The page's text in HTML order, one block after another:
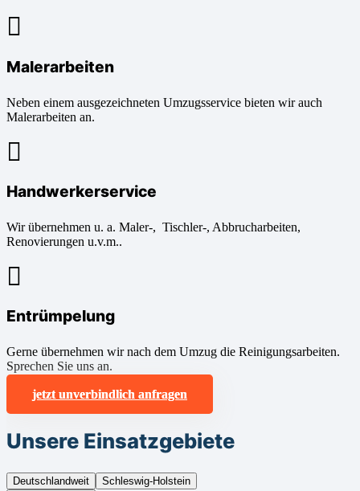
Malerarbeiten
Neben einem ausgezeichneten Umzugsservice bieten wir auch
Malerarbeiten an.
Handwerkerservice
Wir übernehmen u. a. Maler-, Tischler-, Abbrucharbeiten,
Renovierungen u.v.m..
Entrümpelung
Gerne übernehmen wir nach dem Umzug die Reinigungsarbeiten.
Sprechen Sie uns an.
jetzt unverbindlich anfragen
Unsere Einsatzgebiete
Deutschlandweit
Schleswig-Holstein